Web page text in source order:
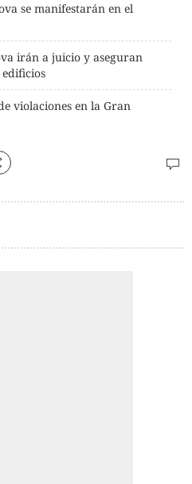
se manifestarán en el
irán a juicio y aseguran
violaciones en la Gran